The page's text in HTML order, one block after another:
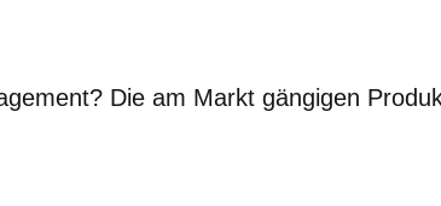
Die am Markt gängigen